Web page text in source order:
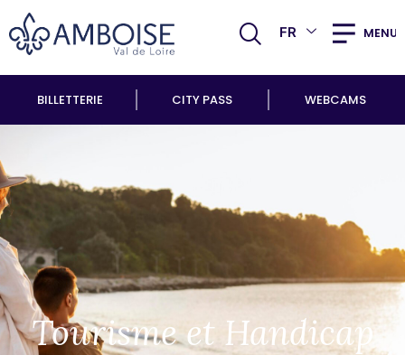
FR MENU
BILLETTERIE CITY PASS WEBCAMS
Tourisme et Handicap